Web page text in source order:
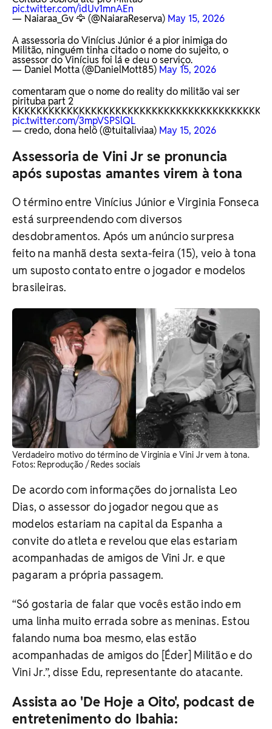
pic.twitter.com/idUv1mnAEn
— Naiaraa_Gv 🦅 (@NaiaraReserva) May 15, 2026
A assessoria do Vinícius Júnior é a pior inimiga do
Militão, ninguém tinha citado o nome do sujeito, o
assessor do Vinícius foi lá e deu o serviço.
— Daniel Motta (@DanielMott85) May 15, 2026
comentaram que o nome do reality do militão vai ser
pirituba part 2
pic.twitter.com/3mpVSPSlQL
— credo, dona helô (@tuitaliviaa) May 15, 2026
Assessoria de Vini Jr se pronuncia
após supostas amantes virem à tona
O término entre Vinícius Júnior e Virginia Fonseca
está surpreendendo com diversos
desdobramentos. Após um anúncio surpresa
feito na manhã desta sexta-feira (15), veio à tona
um suposto contato entre o jogador e modelos
brasileiras.
Verdadeiro motivo do término de Virginia e Vini Jr vem à tona.
Fotos: Reprodução / Redes sociais
De acordo com informações do jornalista Leo
Dias, o assessor do jogador negou que as
modelos estariam na capital da Espanha a
convite do atleta e revelou que elas estariam
acompanhadas de amigos de Vini Jr. e que
pagaram a própria passagem.
“Só gostaria de falar que vocês estão indo em
uma linha muito errada sobre as meninas. Estou
falando numa boa mesmo, elas estão
acompanhadas de amigos do [Éder] Militão e do
Vini Jr.”, disse Edu, representante do atacante.
Assista ao 'De Hoje a Oito', podcast de
entretenimento do Ibahia: